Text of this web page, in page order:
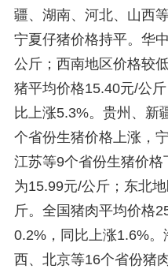
疆、湖南、河北、山西
宁夏仔猪价格持平。华
公斤；西南地区价格较
猪平均价格15.40元/公
比上涨5.3%。贵州、新
个省份生猪价格上涨，
江苏等9个省份生猪价格
为15.99元/公斤；东北
斤。全国猪肉平均价格
0.2%，同比上涨1.6%
西、北京等16个省份猪